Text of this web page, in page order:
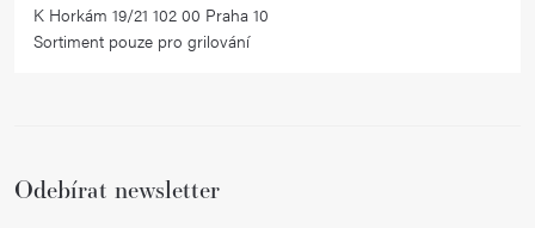
K Horkám 19/21 102 00 Praha 10
Sortiment pouze pro grilování
Odebírat newsletter